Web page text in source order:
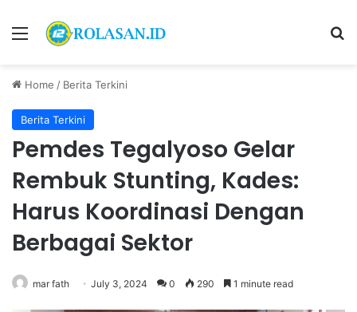
Menu
Home / Berita Terkini
Berita Terkini
Pemdes Tegalyoso Gelar
Rembuk Stunting, Kades:
Harus Koordinasi Dengan
Berbagai Sektor
mar fath July 3, 2024 0 290 1 minute read